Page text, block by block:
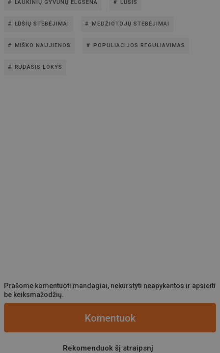
LAUKINIŲ GYVŪNŲ ELGSENA LŪŠIS
LŪŠIŲ STEBĖJIMAI MEDŽIOTOJŲ STEBĖJIMAI
MIŠKO NAUJIENOS POPULIACIJOS REGULIAVIMAS
RUDASIS LOKYS
Prašome komentuoti mandagiai, nekurstyti neapykantos ir apsieiti
be keiksmažodžių.
Komentuok
Rekomenduok šį straipsnį